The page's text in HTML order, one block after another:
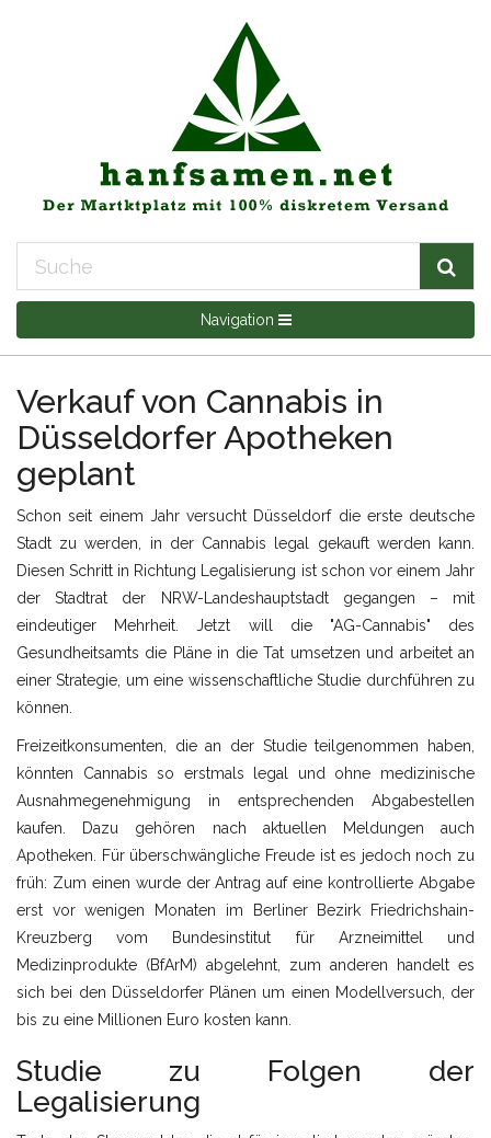
Navigation
Verkauf von Cannabis in
Düsseldorfer Apotheken
geplant
Schon seit einem Jahr versucht Düsseldorf die erste deutsche
Stadt zu werden, in der Cannabis legal gekauft werden kann.
Diesen Schritt in Richtung Legalisierung ist schon vor einem Jahr
der Stadtrat der NRW-Landeshauptstadt gegangen – mit
eindeutiger Mehrheit. Jetzt will die "AG-Cannabis" des
Gesundheitsamts die Pläne in die Tat umsetzen und arbeitet an
einer Strategie, um eine wissenschaftliche Studie durchführen zu
können.
Freizeitkonsumenten, die an der Studie teilgenommen haben,
könnten Cannabis so erstmals legal und ohne medizinische
Ausnahmegenehmigung in entsprechenden Abgabestellen
kaufen. Dazu gehören nach aktuellen Meldungen auch
Apotheken. Für überschwängliche Freude ist es jedoch noch zu
früh: Zum einen wurde der Antrag auf eine kontrollierte Abgabe
erst vor wenigen Monaten im Berliner Bezirk Friedrichshain-
Kreuzberg vom Bundesinstitut für Arzneimittel und
Medizinprodukte (BfArM) abgelehnt, zum anderen handelt es
sich bei den Düsseldorfer Plänen um einen Modellversuch, der
bis zu eine Millionen Euro kosten kann.
Studie zu Folgen der
Legalisierung